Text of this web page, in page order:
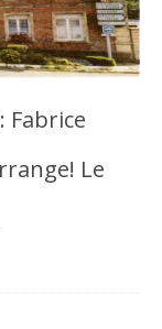
Fabrice
Le